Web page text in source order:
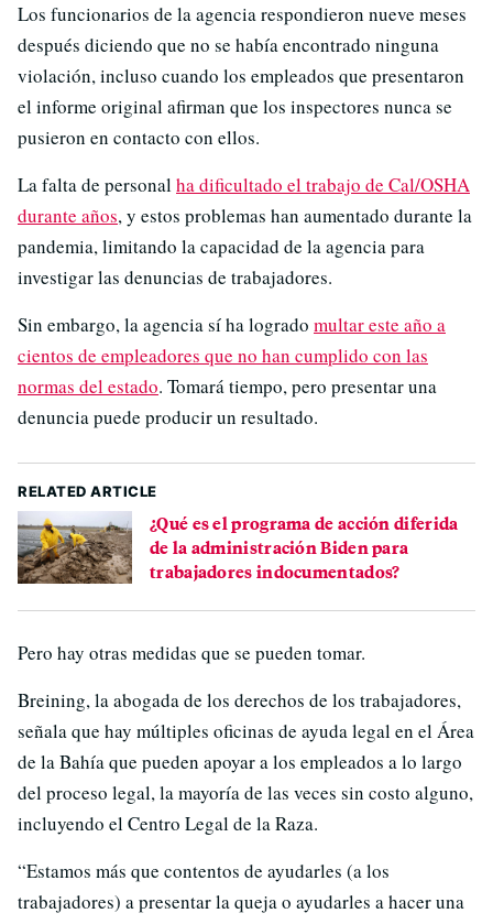
Los funcionarios de la agencia respondieron nueve meses
después diciendo que no se había encontrado ninguna
violación, incluso cuando los empleados que presentaron
el informe original afirman que los inspectores nunca se
pusieron en contacto con ellos.
La falta de personal ha dificultado el trabajo de Cal/OSHA
durante años, y estos problemas han aumentado durante la
pandemia, limitando la capacidad de la agencia para
investigar las denuncias de trabajadores.
Sin embargo, la agencia sí ha logrado multar este año a
cientos de empleadores que no han cumplido con las
normas del estado. Tomará tiempo, pero presentar una
denuncia puede producir un resultado.
RELATED ARTICLE
¿Qué es el programa de acción diferida
de la administración Biden para
trabajadores indocumentados?
Pero hay otras medidas que se pueden tomar.
Breining, la abogada de los derechos de los trabajadores,
señala que hay múltiples oficinas de ayuda legal en el Área
de la Bahía que pueden apoyar a los empleados a lo largo
del proceso legal, la mayoría de las veces sin costo alguno,
incluyendo el Centro Legal de la Raza.
“Estamos más que contentos de ayudarles (a los
trabajadores) a presentar la queja o ayudarles a hacer una